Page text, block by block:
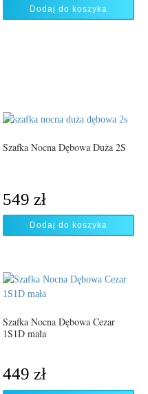
Dodaj do koszyka
Szafka Nocna Dębowa Duża 2S
549 zł
Dodaj do koszyka
Szafka Nocna Dębowa Cezar
1S1D mała
449 zł